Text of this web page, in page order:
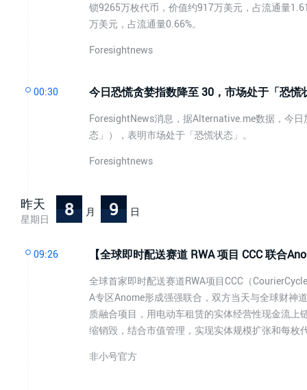
锁9265万枚代币，价值约917万美元，占流通量
万美元，占流通量0.66%。
Foresightnews
00:30 今日恐慌贪婪指数降至 30，市场处于「恐慌
ForesightNews消息，据Alternative.me数据，今
态」），表明市场处于「恐慌状态」。
Foresightnews
昨天
星期日 8 月 9 日
09:26 【全球即时配送赛道 RWA 项目 CCC 联合
全球首家即时配送赛道RWA项目CCC（
A专区Anome形成强强联合，双方当天与全球财神
质融合项目，用电动车租赁的实体经营性现金流
缩销毁，结合市值管理，实现实体规模扩张和每枚
非小号官方